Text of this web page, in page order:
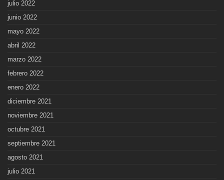
julio 2022
junio 2022
mayo 2022
abril 2022
marzo 2022
febrero 2022
enero 2022
diciembre 2021
noviembre 2021
octubre 2021
septiembre 2021
agosto 2021
julio 2021